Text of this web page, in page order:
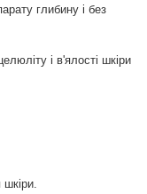
глибину і без
і в'ялості шкіри